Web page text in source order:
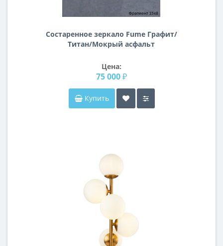
Состаренное зеркало Fume Графит/
Титан/Мокрый асфальт
Цена:
75 000 ₽
Купить